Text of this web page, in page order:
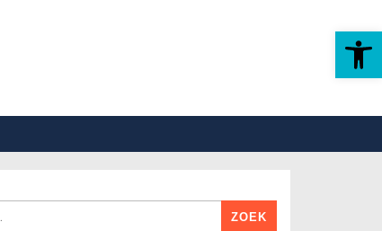
Toolbar openen